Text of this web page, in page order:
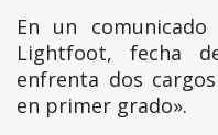
En un
Lightfoot, fecha
enfrenta dos
en primer grado».